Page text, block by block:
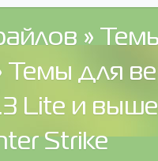
»
Темы для
Lite и выше
Strike